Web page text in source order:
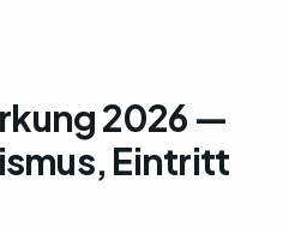
2026 —
Eintritt